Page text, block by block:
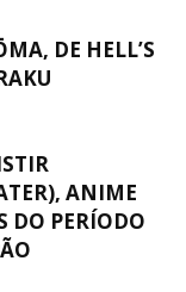
DE HELL’S
ANIME
DO PERÍODO